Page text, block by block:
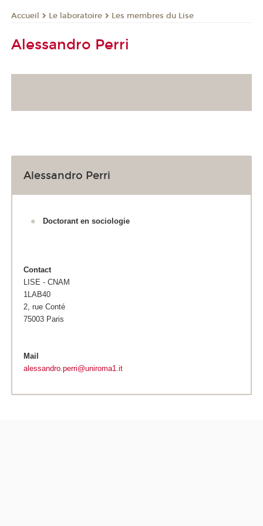
Accueil Le laboratoire Les membres du Lise
Alessandro Perri
Alessandro Perri
Doctorant en sociologie
Contact
LISE - CNAM
1LAB40
2, rue Conté
75003 Paris
Mail
alessandro.perri@uniroma1.it